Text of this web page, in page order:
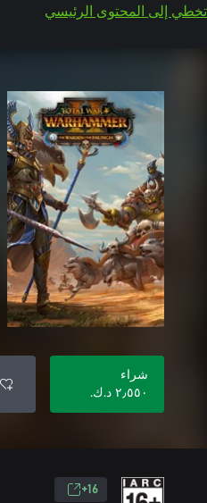
تخطي إلى المحتوى الرئيسي
شراء
٢٫٥٥٠ د.ك.‏
16+